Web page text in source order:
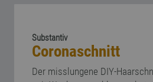
Substantiv
Coronaschnitt
Der misslungene DIY-